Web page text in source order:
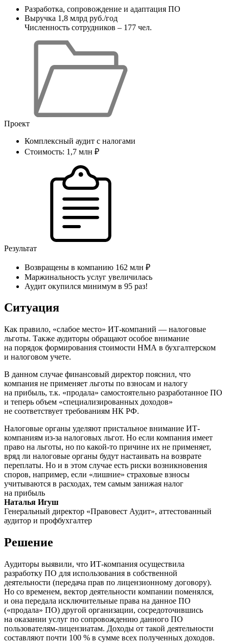
Разработка, сопровождение и адаптация ПО
Выручка 1,8 млрд руб./год
Численность сотрудников – 177 чел.
Проект
Комплексный аудит с налогами
Стоимость: 1,7 млн ₽
Результат
Возвращены в компанию 162 млн ₽
Маржинальность услуг увеличилась
Аудит окупился минимум в 95 раз!
Ситуация
Как правило, «слабое место» ИТ-компаний — налоговые
льготы. Также аудиторы обращают особое внимание
на порядок формирования стоимости НМА в бухгалтерском
и налоговом учете.
В данном случае финансовый директор пояснил, что
компания не применяет льготы по взносам и налогу
на прибыль, т.к. «продала» самостоятельно разработанное ПО
и теперь объем «специализированных доходов»
не соответствует требованиям НК РФ.
Налоговые органы уделяют пристальное внимание ИТ-
компаниям из-за налоговых льгот. Но если компания имеет
право на льготы, но по какой-то причине их не применяет,
вряд ли налоговые органы будут настаивать на возврате
переплаты. Но и в этом случае есть риски возникновения
споров, например, если «лишние» страховые взносы
учитываются в расходах, тем самым занижая налог
на прибыль
Наталья Игуш
Генеральный директор «Правовест Аудит», аттестованный
аудитор и профбухгалтер
Решение
Аудиторы выявили, что ИТ-компания осуществила
разработку ПО для использования в собственной
деятельности (передача прав по лицензионному договору).
Но со временем, вектор деятельности компании поменялся,
и она передала исключительные права на данное ПО
(«продала» ПО) другой организации, сосредоточившись
на оказании услуг по сопровождению данного ПО
пользователям-лицензиатам. Доходы от такой деятельности
составляют почти 100 % в сумме всех полученных доходов.